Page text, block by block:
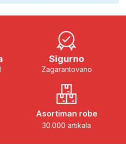
Sigurno
Zagarantovano
Asortiman robe
30.000 artikala